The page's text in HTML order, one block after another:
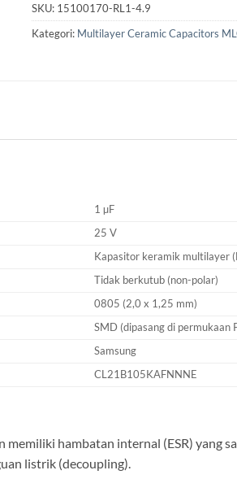
SKU: 15100170-RL1-4.9
Kategori: Multilayer Ceramic Capacitors
1 µF
25 V
Kapasitor keramik multilayer
Tidak berkutub (non-polar)
0805 (2,0 x 1,25 mm)
SMD (dipasang di permukaan
Samsung
CL21B105KAFNNNE
hambatan internal (ESR) yang
listrik (decoupling).